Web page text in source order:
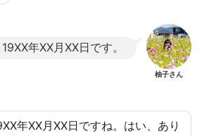
19XX年XX月XX日です。
柚子さん
年XX月XX日ですね。はい、あり